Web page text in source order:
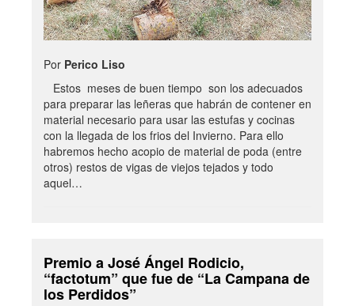
Por Perico Liso
Estos meses de buen tiempo son los adecuados
para preparar las leñeras que habrán de contener en
material necesario para usar las estufas y cocinas
con la llegada de los frios del Invierno. Para ello
habremos hecho acopio de material de poda (entre
otros) restos de vigas de viejos tejados y todo
aquel…
Premio a José Ángel Rodicio,
“factotum” que fue de “La Campana de
los Perdidos”